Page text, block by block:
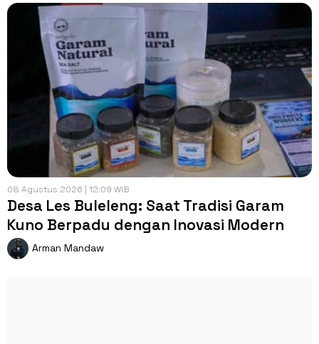
08 Agustus 2026 | 12:09 WIB
Desa Les Buleleng: Saat Tradisi Garam
Kuno Berpadu dengan Inovasi Modern
Arman Mandaw